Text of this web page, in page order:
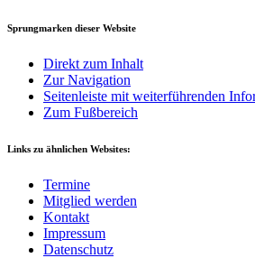
Sprungmarken dieser Website
Direkt zum Inhalt
Zur Navigation
Seitenleiste mit weiterführenden
Zum Fußbereich
Links zu ähnlichen Websites:
Termine
Mitglied werden
Kontakt
Impressum
Datenschutz